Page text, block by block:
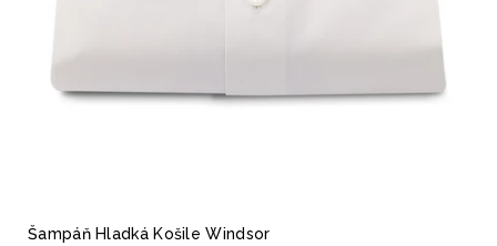
Šampáň Hladká Košile Windsor